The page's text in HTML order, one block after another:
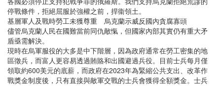
停戰條件，拒絕屈服於強權之前，捍衞領土。
基層軍人及戰時勞工未獲尊重 烏克蘭示威反國內貪腐寡頭
儘管烏克蘭人民在國難當前同仇敵愾，但國家內部其實仍有重大矛
盾亟需解決。
現時在烏軍服役的大多是中下階層，因為政府通常在勞工密集的地
區徵兵，而富人更容易透過賄賂和出國避過兵役。目前士兵每月僅
領取約600美元的底薪，而政府在2023年為緊縮公共支出、改革作
戰獎金制度後，只有直接與敵軍交戰的士兵會獲得全額獎金。士兵